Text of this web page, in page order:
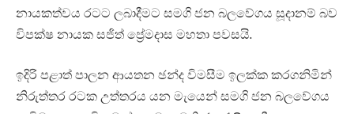
නායකත්වය රටට ලබාදීමට සමගි ජන බලවේගය සූදානම් බව
විපක්ෂ නායක සජිත් ප්‍රේමදාස මහතා පවසයි.
ඉදිරි පළාත් පාලන ආයතන ඡන්ද විමසීම ඉලක්ක කරගනිමින්
නිරුත්තර රටක උත්තරය යන මැයෙන් සමගි ජන බලවේගය